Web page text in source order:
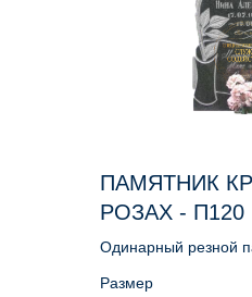
ПАМЯТНИК
РОЗАХ - П120
Одинарный резной
Размер